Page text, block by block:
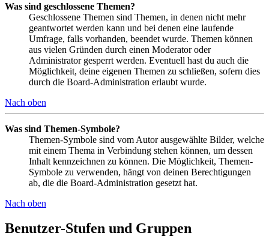
Was sind geschlossene Themen?
Geschlossene Themen sind Themen, in denen nicht mehr
geantwortet werden kann und bei denen eine laufende
Umfrage, falls vorhanden, beendet wurde. Themen können
aus vielen Gründen durch einen Moderator oder
Administrator gesperrt werden. Eventuell hast du auch die
Möglichkeit, deine eigenen Themen zu schließen, sofern dies
durch die Board-Administration erlaubt wurde.
Nach oben
Was sind Themen-Symbole?
Themen-Symbole sind vom Autor ausgewählte Bilder, welche
mit einem Thema in Verbindung stehen können, um dessen
Inhalt kennzeichnen zu können. Die Möglichkeit, Themen-
Symbole zu verwenden, hängt von deinen Berechtigungen
ab, die die Board-Administration gesetzt hat.
Nach oben
Benutzer-Stufen und Gruppen